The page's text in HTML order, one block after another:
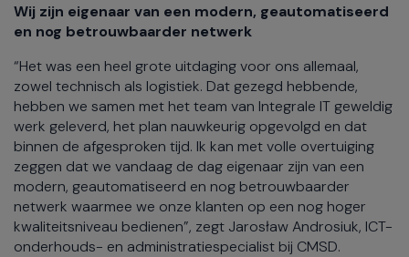
Wij zijn eigenaar van een modern, geautomatiseerd
en nog betrouwbaarder netwerk
“Het was een heel grote uitdaging voor ons allemaal,
zowel technisch als logistiek. Dat gezegd hebbende,
hebben we samen met het team van Integrale IT geweldig
werk geleverd, het plan nauwkeurig opgevolgd en dat
binnen de afgesproken tijd. Ik kan met volle overtuiging
zeggen dat we vandaag de dag eigenaar zijn van een
modern, geautomatiseerd en nog betrouwbaarder
netwerk waarmee we onze klanten op een nog hoger
kwaliteitsniveau bedienen”, zegt Jarosław Androsiuk, ICT-
onderhouds- en administratiespecialist bij CMSD.